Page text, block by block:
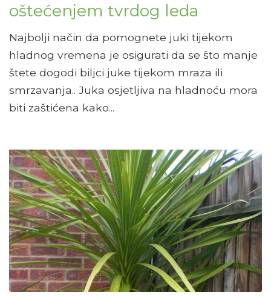
oštećenjem tvrdog leda
Najbolji način da pomognete juki tijekom
hladnog vremena je osigurati da se što manje
štete dogodi biljci juke tijekom mraza ili
smrzavanja.. Juka osjetljiva na hladnoću mora
biti zaštićena kako...